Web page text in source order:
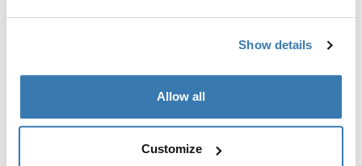
Show details
Allow all
Customize